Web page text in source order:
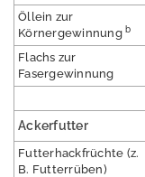
D
w
n
Öllein zur
Körnergewinnungb
Flachs zur
Fasergewinnung
Ackerfutter
Futterhackfrüchte (z.
B. Futterrüben)